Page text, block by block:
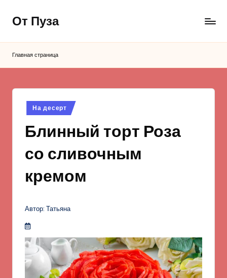
Перейти
содержимому
От Пуза
вкусные
Главная страница
Опубликовано
в
На десерт
Блинный торт Роза
со сливочным
кремом
Автор: Татьяна